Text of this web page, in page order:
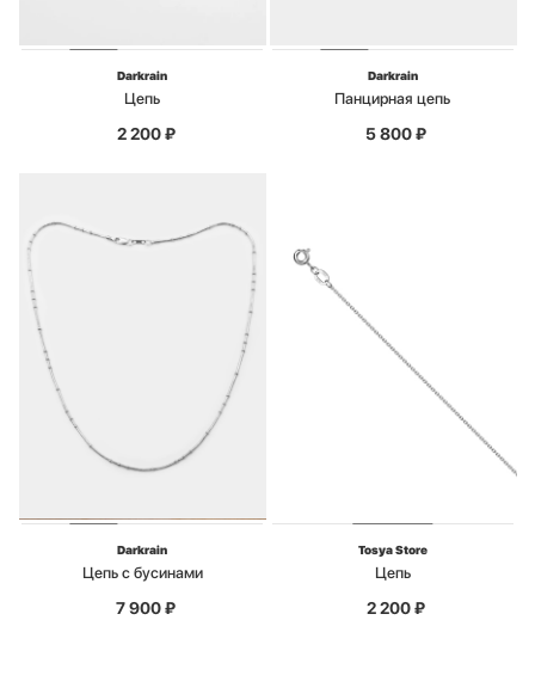
Darkrain
Цепь
2 200₽
Darkrain
Панцирная цепь
5 800₽
Darkrain
Цепь с бусинами
7 900₽
Tosya Store
Цепь
2 200₽